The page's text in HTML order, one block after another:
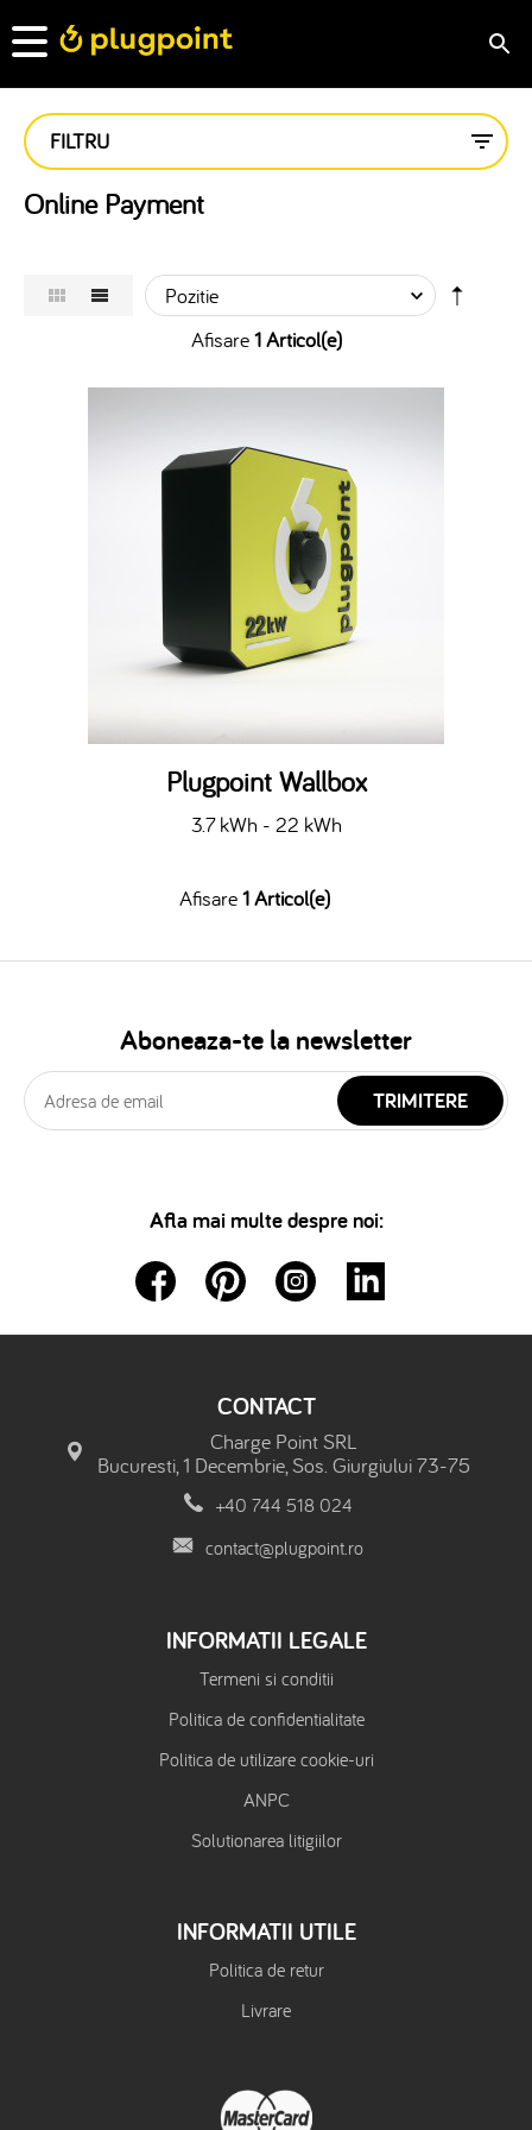
FILTRU
Online Payment
Afisare1 Articol(e)
Plugpoint Wallbox
3.7 kWh - 22 kWh
Afisare1 Articol(e)
Aboneaza-te la newsletter
TRIMITERE
Afla mai multe despre noi:
CONTACT
Charge Point SRL
Bucuresti, 1 Decembrie, Sos. Giurgiului 73-75
+40 744 518 024
contact@plugpoint.ro
INFORMATII LEGALE
Termeni si conditii
Politica de confidentialitate
Politica de utilizare cookie-uri
ANPC
Solutionarea litigiilor
INFORMATII UTILE
Politica de retur
Livrare